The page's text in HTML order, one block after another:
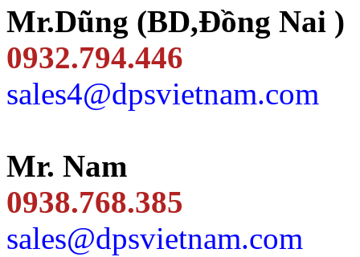
Mr.Dũng (BD,Đồng Nai )
0932.794.446
sales4@dpsvietnam.com
Mr. Nam
0938.768.385
sales@dpsvietnam.com